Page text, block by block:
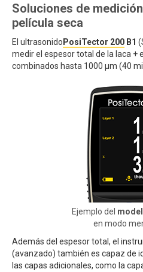
Soluciones de
película seca
El ultrasonido PosiTector 200 B1
medir el espesor total de la laca +
combinados hasta 1000 μm (40
Ejemplo del
en modo
Además del espesor total, el
(avanzado) también es capaz de
las capas adicionales, como la